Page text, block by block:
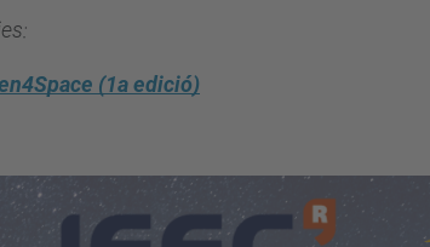
(1a edició)